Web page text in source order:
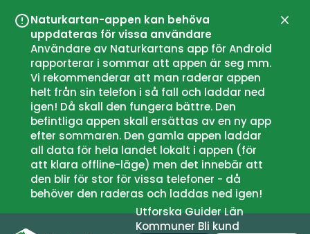
Naturkartan-appen kan behöva
uppdateras för vissa användare
Användare av Naturkartans app för Android
rapporterar i sommar att appen är seg mm.
Vi rekommenderar att man raderar appen
helt från sin telefon i så fall och laddar ned
igen! Då skall den fungera bättre. Den
befintliga appen skall ersättas av en ny app
efter sommaren. Den gamla appen laddar
all data för hela landet lokalt i appen (för
att klara offline-läge) men det innebär att
den blir för stor för vissa telefoner - då
behöver den raderas och laddas ned igen!
UtforskaGuiderLän
Kommuner Bli kund